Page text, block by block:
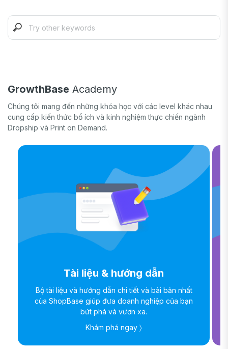
GrowthBase Academy
Chúng tôi mang đến những khóa học với các level khác nhau
cung cấp kiến thức bổ ích và kinh nghiệm thực chiến ngành
Dropship và Print on Demand.
Tài liệu & hướng dẫn
Bộ tài liệu và hướng dẫn chi tiết và bài bản nhất
của ShopBase giúp đưa doanh nghiệp của bạn
bứt phá và vươn xa.
Khám phá ngay 〉